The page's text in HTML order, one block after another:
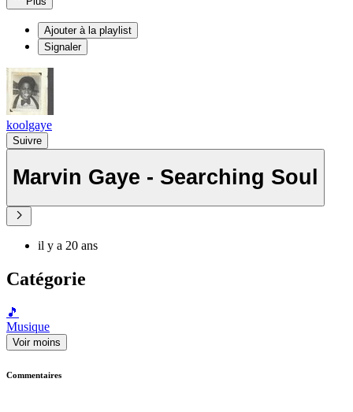
Ajouter à la playlist
Signaler
koolgaye
Suivre
Marvin Gaye - Searching Soul
il y a 20 ans
Catégorie
🎵
Musique
Voir moins
Commentaires